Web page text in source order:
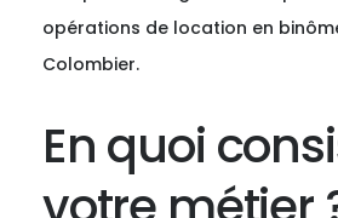
opérations de location en
Colombier.
En quoi